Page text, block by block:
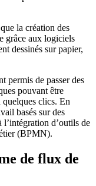
la création des
grâce aux logiciels
dessinés sur papier,
permis de passer des
pouvant être
quelques clics. En
basés sur des
l’intégration d’outils de
(BPMN).
de flux de